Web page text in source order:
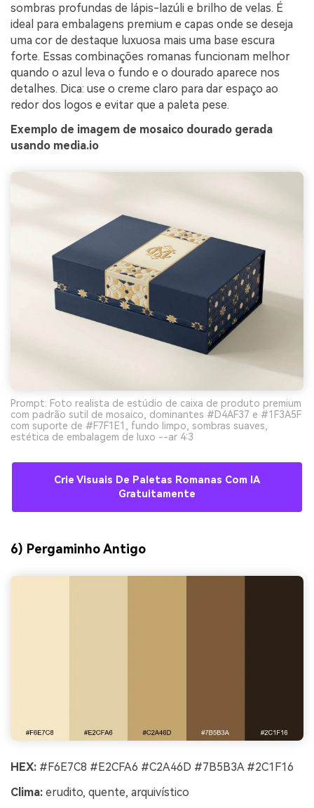
sombras profundas de lápis-lazúli e brilho de velas. É
ideal para embalagens premium e capas onde se deseja
uma cor de destaque luxuosa mais uma base escura
forte. Essas combinações romanas funcionam melhor
quando o azul leva o fundo e o dourado aparece nos
detalhes. Dica: use o creme claro para dar espaço ao
redor dos logos e evitar que a paleta pese.
Exemplo de imagem de mosaico dourado gerada
usando media.io
Prompt: Foto realista de estúdio de caixa de produto premium
com padrão sutil de mosaico, dominantes #D4AF37 e #1F3A5F
com suporte de #F7F1E1, fundo limpo, sombras suaves,
estética de embalagem de luxo --ar 4:3
Crie Visuais De Paletas Romanas Com IA
Gratuitamente
6) Pergaminho Antigo
HEX: #F6E7C8 #E2CFA6 #C2A46D #7B5B3A #2C1F16
Clima: erudito, quente, arquivístico